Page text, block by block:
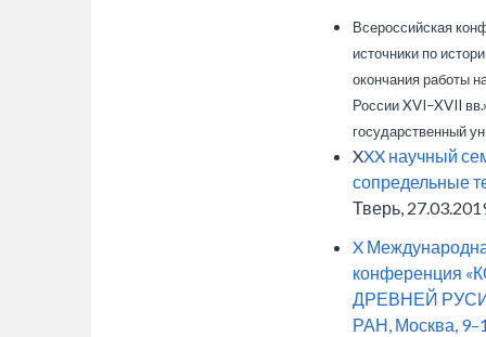
Всероссийская
источники по
окончания работы
России XVI–XVII
государственный
XXX научный
сопредельные
Тверь,
X
конференция
ДРЕВНЕЙ
РАН, Москва,